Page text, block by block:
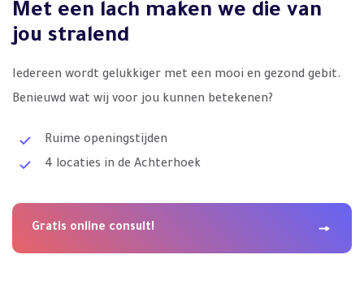
Contact
Met een lach maken we die van
jou stralend
Iedereen wordt gelukkiger met een mooi en gezond gebit.
Benieuwd wat wij voor jou kunnen betekenen?
Ruime openingstijden
4 locaties in de Achterhoek
Gratis online consult!